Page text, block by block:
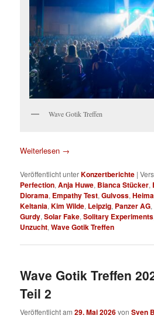
Wave Gotik Treffen
Weiterlesen →
Veröffentlicht unterKonzertberichte |
Perfection,Anja Huwe, Bianca Stücker,
Diorama, Empathy Test,Gulvoss,
Keltania,Kim Wilde, Leipzig, Panzer AG,
Gurdy,Solar Fake,Solitary Experiments
Unzucht,Wave Gotik Treffen
Wave Gotik Treffen
Teil 2
Veröffentlicht am29. Mai 2026vonSven